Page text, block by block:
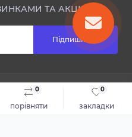
порівняти
0
закладки
0
До кошика
ТА АКЦІЯМИ:
Підпишіться